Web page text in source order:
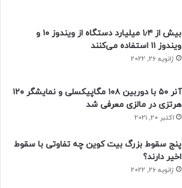
بیش از ۱٫۴ میلیارد دستگاه از ویندوز ۱۰ و
ویندوز ۱۱ استفاده می‌کنند
ژانویه 26, 2022
آنر ۵۰ با دوربین ۱۰۸ مگاپیکسلی و نمایشگر ۱۲۰
هرتزی در مالزی معرفی شد
اکتبر 20, 2021
پنج سقوط بزرگ بیت کوین چه تفاوتی با سقوط
اخیر دارند؟
ژانویه 26, 2022